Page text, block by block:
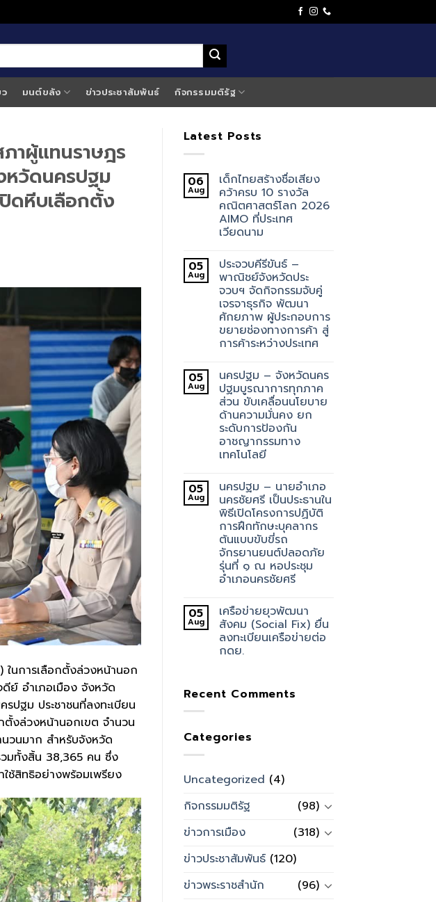
มนต์ขลัง ข่าวประชาสัมพันธ์ กิจกรรมมติรัฐ
าผู้แทนราษฎร
หวัดนครปฐม
ดหีบเลือกตั้ง
นการเลือกตั้งล่วงหน้านอก
ดีย์ อำเภอเมือง จังหวัด
ปฐม ประชาชนที่ลงทะเบียน
ตั้งล่วงหน้านอกเขต จำนวน
วนมาก สำหรับจังหวัด
มทั้งสิ้น 38,365 คน ซึ่ง
ใช้สิทธิอย่างพร้อมเพรียง
Latest Posts
06
Aug
เด็กไทยสร้างชื่อเสียง
คว้าครบ 10 รางวัล
คณิตศาสตร์โลก 2026
AIMO ที่ประเทศ
เวียดนาม
05
Aug
ประจวบคีรีขันธ์ –
พาณิชย์จังหวัดประ
จวบฯ จัดกิจกรรมจับคู่
เจรจาธุรกิจ พัฒนา
ศักยภาพ ผู้ประกอบการ
ขยายช่องทางการค้า สู่
การค้าระหว่างประเทศ
05
Aug
นครปฐม – จังหวัดนคร
ปฐมบูรณาการทุกภาค
ส่วน ขับเคลื่อนนโยบาย
ด้านความมั่นคง ยก
ระดับการป้องกัน
อาชญากรรมทาง
เทคโนโลยี
05
Aug
นครปฐม – นายอำเภอ
นครชัยศรี เป็นประธานใน
พิธีเปิดโครงการปฏิบัติ
การฝึกทักษะบุคลากร
ต้นแบบขับขี่รถ
จักรยานยนต์ปลอดภัย
รุ่นที่ ๑ ณ หอประชุม
อำเภอนครชัยศรี
05
Aug
เครือข่ายยุวพัฒนา
สังคม (Social Fix) ยื่น
ลงทะเบียนเครือข่ายต่อ
กดย.
Recent Comments
Categories
Uncategorized (4)
กิจกรรมมติรัฐ
(98)
ข่าวการเมือง
(318)
ข่าวประชาสัมพันธ์(120)
ข่าวพระราชสำนัก
(96)